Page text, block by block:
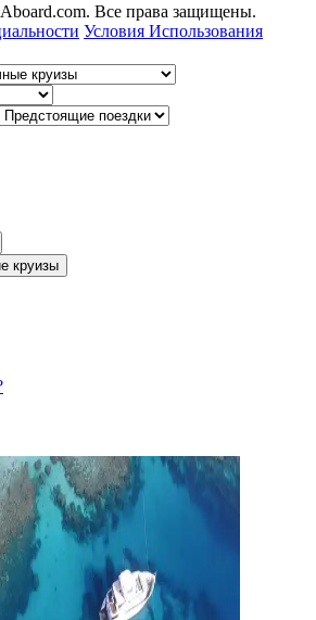
Все права защищены.
Условия Использования
круизы